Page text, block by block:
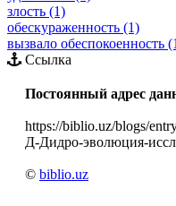
злость (1)
обескураженность (1)
вызвало обеспокоенность
Ссылка
Постоянный адрес
https://biblio.uz/blogs/
Д-Дидро-эволюция-
© biblio.uz